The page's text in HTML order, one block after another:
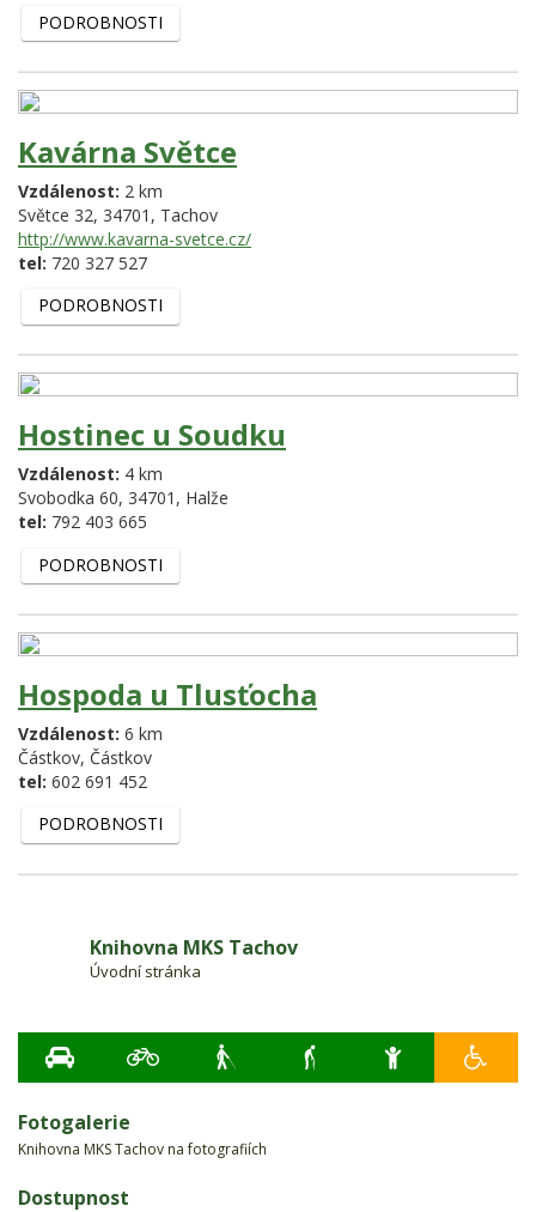
PODROBNOSTI
Kavárna Světce
Vzdálenost: 2 km
Světce 32, 34701, Tachov
http://www.kavarna-svetce.cz/
tel: 720 327 527
PODROBNOSTI
Hostinec u Soudku
Vzdálenost: 4 km
Svobodka 60, 34701, Halže
tel: 792 403 665
PODROBNOSTI
Hospoda u Tlusťocha
Vzdálenost: 6 km
Částkov, Částkov
tel: 602 691 452
PODROBNOSTI
Knihovna MKS Tachov
Úvodní stránka
Fotogalerie
Knihovna MKS Tachov na fotografiích
Dostupnost